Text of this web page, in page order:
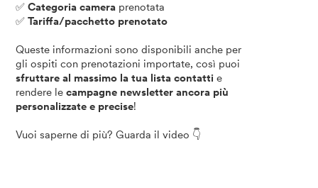
✅Categoria camera prenotata
✅Tariffa/pacchetto prenotato
Queste informazioni sono disponibili anche per
gli ospiti con prenotazioni importate, così puoi
sfruttare al massimo la tua lista contattie
rendere lecampagne newsletter ancora più
personalizzate e precise!
Vuoi saperne di più? Guarda il video 👇